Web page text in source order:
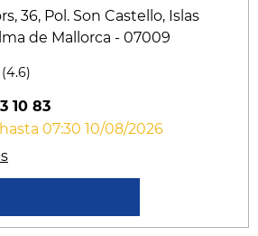
36, Pol. Son Castello, Islas
de Mallorca - 07009
(4.6)
10 83
07:30 10/08/2026